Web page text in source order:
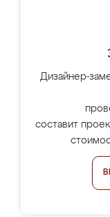
Дизайнер-
составит